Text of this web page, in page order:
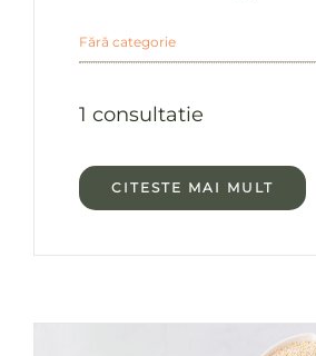
Fără categorie
1 consultatie
CITESTE MAI MULT